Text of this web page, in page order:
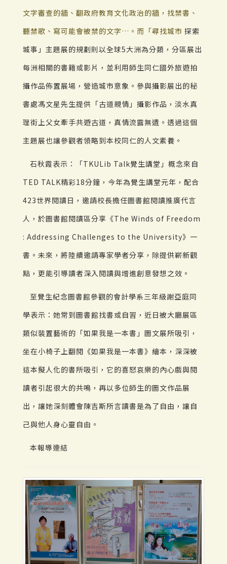
文字審查的牆、翻政府教育文化政治的牆，找禁書、
聽禁歌、寫可能會被禁的文字…。而「尋找城市 探索
城事」主題展的規劃則以全球5大洲為分類，分區展出
每洲相關的書籍或影片，並利用師生同仁國外旅遊拍
攝作品佈置展場，營造城市意象。參與攝影展出的秘
書處馮文星先生提供「古道親情」攝影作品，淡水真
理街上父女牽手共遊古道，真情流露無遺。透過這個
主題展也讓參觀者領略到本校同仁的人文素養。
石秋霞表示：「TKULib Talk覺生講堂」概念來自
TED TALK精彩18分鐘，今年為覺生講堂元年，配合
423世界閱讀日，邀請校長擔任圖書館閱讀推廣代言
人，於圖書館閱讀區分享《The Winds of Freedom
: Addressing Challenges to the University》一
書。未來，將陸續邀請專家學者分享，除提供嶄新觀
點，更能引導讀者深入閱讀與增進創意發想之效。
至覺生紀念圖書館參觀的會計學系三年級謝亞庭同
學表示：她常到圖書館找書或自習，近日被大廳展區
類似裝置藝術的「如果我是一本書」圖文展所吸引，
坐在小椅子上翻閱《如果我是一本書》繪本，深深被
這本擬人化的書所吸引，它的喜怒哀樂的內心戲與閱
讀者引起很大的共鳴，再以多位師生的圖文作品展
出，讓她深刻體會陳吉斯所言讀書是為了自由，讓自
己與他人身心靈自由。
本報導連結